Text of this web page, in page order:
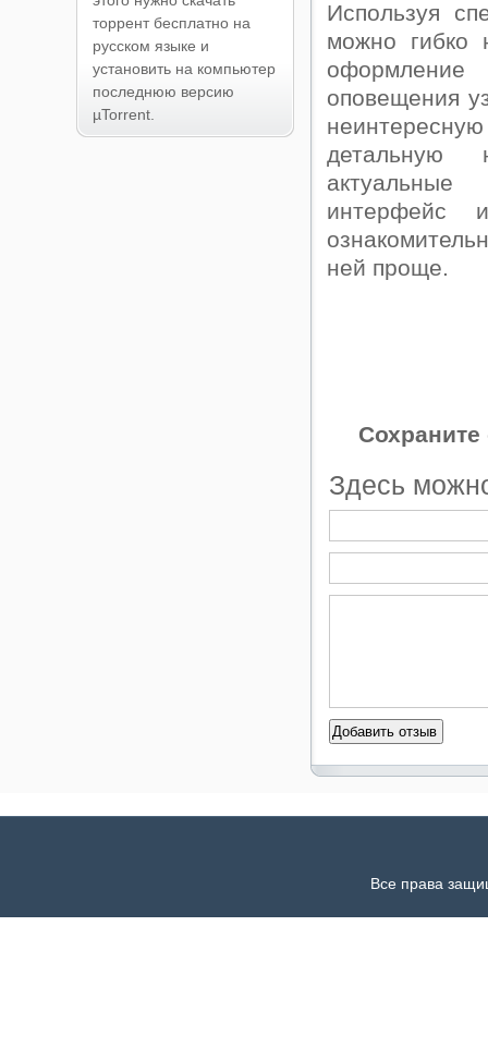
Используя
можно гибко
оформление
оповещения
детальную
интерфейс
ней проще.
Здесь
торрент бесплатно на
русском языке и
установить на компьютер
последнюю версию
µTorrent.
Все права